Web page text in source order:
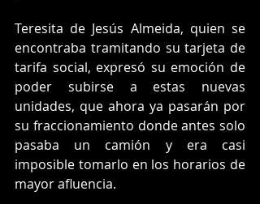
Teresita de Jesús Almeida, quien se
encontraba tramitando su tarjeta de
tarifa social, expresó su emoción de
poder subirse a estas nuevas
unidades, que ahora ya pasarán por
su fraccionamiento donde antes solo
pasaba un camión y era casi
imposible tomarlo en los horarios de
mayor afluencia.